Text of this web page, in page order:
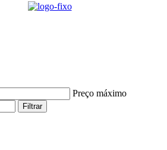
Preço máximo
Filtrar